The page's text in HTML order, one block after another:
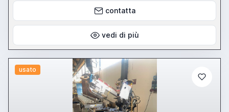
contatta
vedi di più
usato